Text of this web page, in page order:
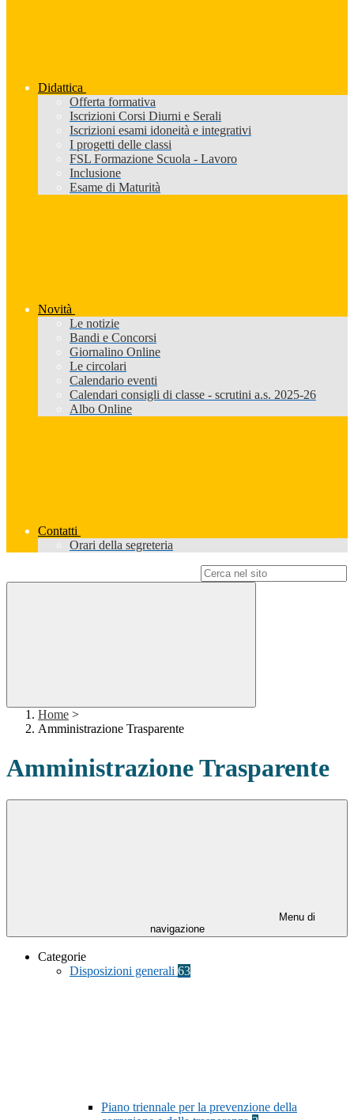
Didattica
Offerta formativa
Iscrizioni Corsi Diurni e Serali
Iscrizioni esami idoneità e integrativi
I progetti delle classi
FSL Formazione Scuola - Lavoro
Inclusione
Esame di Maturità
Novità
Le notizie
Bandi e Concorsi
Giornalino Online
Le circolari
Calendario eventi
Calendari consigli di classe - scrutini a.s. 2025-26
Albo Online
Contatti
Orari della segreteria
Home >
Amministrazione Trasparente
Amministrazione Trasparente
Menu di
navigazione
Categorie
Disposizioni generali 63
Piano triennale per la prevenzione della